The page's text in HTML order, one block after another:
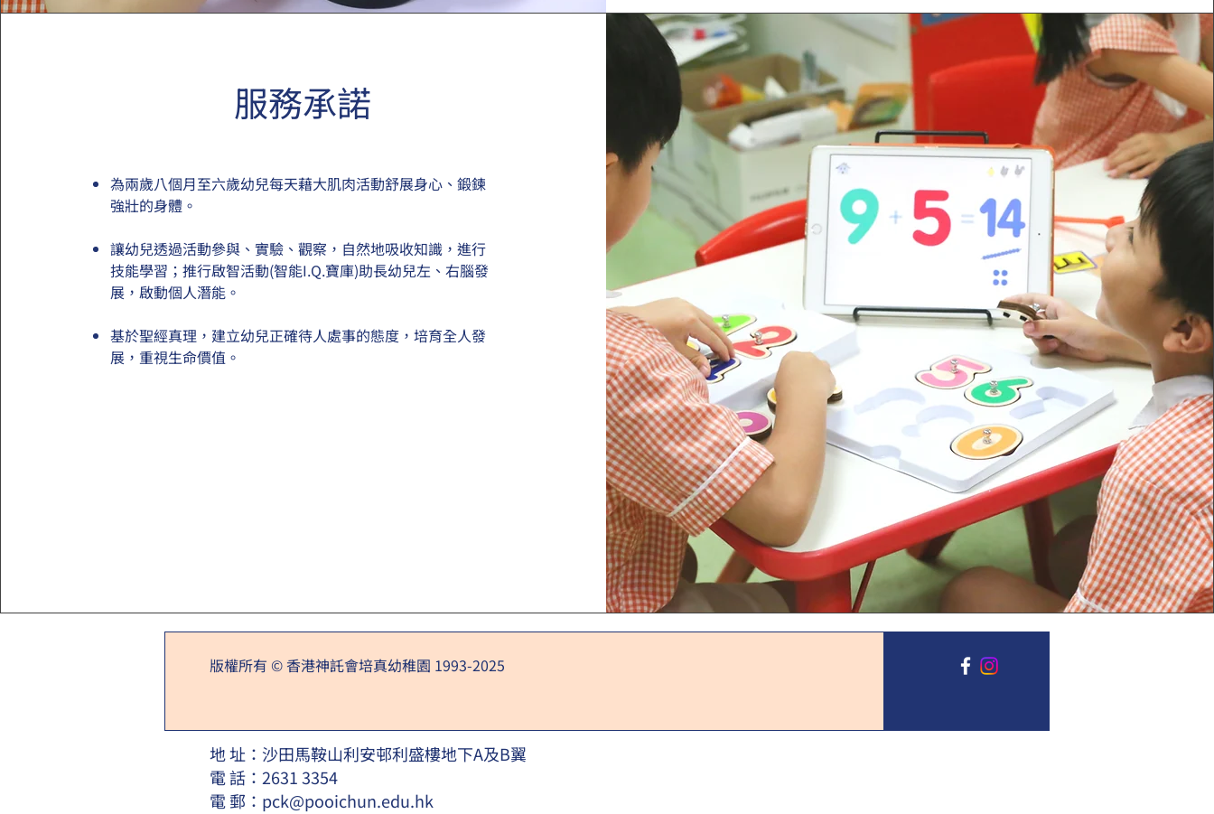
服務承諾
為兩歲八個月至六歲幼兒每天藉大肌肉活動舒展身心、鍛鍊
強壯的身體。
讓幼兒透過活動參與、實驗、觀察，自然地吸收知識，進行
技能學習；推行啟智活動(智能I.Q.寶庫)助長幼兒左、右腦發
展，啟動個人潛能。
基於聖經真理，建立幼兒正確待人處事的態度，培育全人發
展，重視生命價值。
版權所有 © 香港神託會培真幼稚園 1993-2025
地 址：沙田馬鞍山利安邨利盛樓地下A及B翼
電 話：2631 3354
電 郵： pck@pooichun.edu.hk